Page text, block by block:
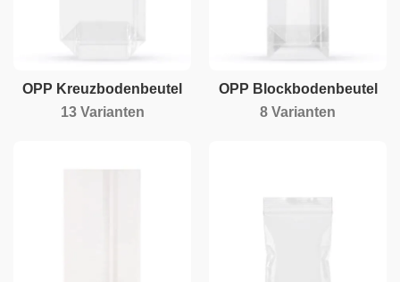
OPP Kreuzbodenbeutel
13 Varianten
OPP Blockbodenbeutel
8 Varianten